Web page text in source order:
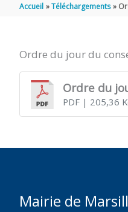
Accueil Téléchargements
Ordre du jour du
Ordre du
PDF| 205,36
Mairie de